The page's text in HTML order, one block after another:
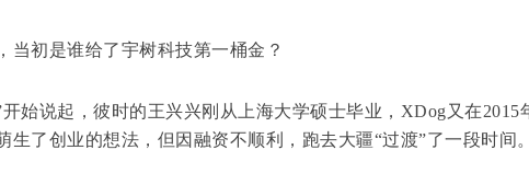
初是谁给了宇树科技第一桶金？
说起，彼时的王兴兴刚从上海大学硕士毕业，XDog又在2015
生了创业的想法，但因融资不顺利，跑去大疆“过渡”了一段时间。